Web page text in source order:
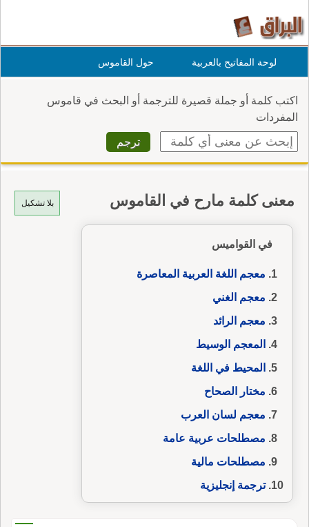
لوحة المفاتيح بالعربية حول القاموس
اكتب كلمة أو جملة قصيرة للترجمة أو البحث في قاموس
المفردات
بلا تشكيل معنى كلمة مارح في القاموس
في القواميس
معجم اللغة العربية المعاصرة
معجم الغني
معجم الرائد
المعجم الوسيط
المحيط في اللغة
مختار الصحاح
معجم لسان العرب
مصطلحات عربية عامة
مصطلحات مالية
ترجمة إنجليزية